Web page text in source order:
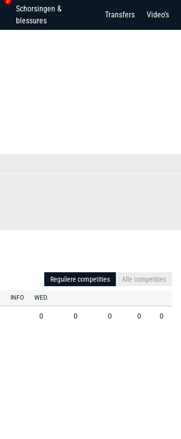
Schorsingen &
blessures
Transfers Video's
Reguliere competities Alle competities
INFO WED.
0 0 0 0 0